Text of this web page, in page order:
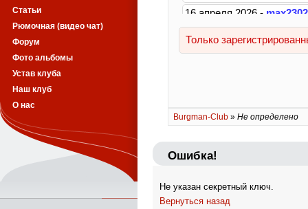
Burgman-Club » Не определено
Ошибка!
Не указан секретный ключ.
Вернуться назад
Статьи
Рюмочная (видео чат)
Форум
Фото альбомы
Устав клуба
Наш клуб
О нас